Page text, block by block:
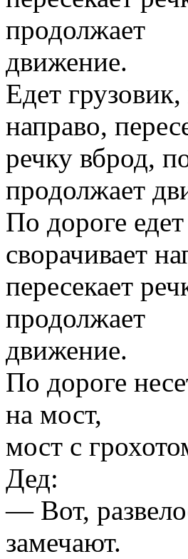
продолжает
движение.
Едет
направо,
речку вброд,
продолжает
По дороге
сворачивает
пересекает
продолжает
движение.
По дороге
на мост,
мост с
Дед:
— Вот,
замечают.